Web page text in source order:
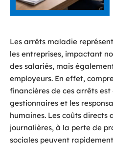
Les arrêts maladie
les entreprises, impactant
des salariés, mais
employeurs. En effet,
financières de ces arrêts est
gestionnaires et les
humaines. Les coûts directs
journalières, à la perte de
sociales peuvent